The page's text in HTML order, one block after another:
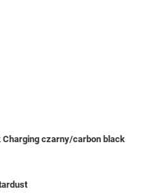
Charging czarny/carbon black